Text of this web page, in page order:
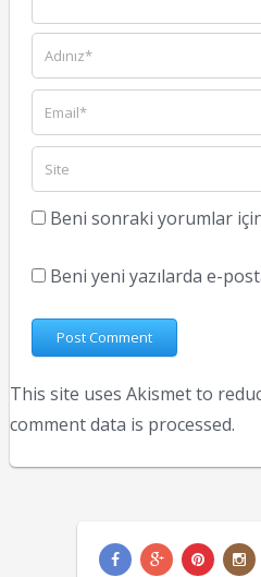
Beni sonraki yorumlar
Beni yeni yazılarda e-
This site uses Akismet to
comment data is processed.